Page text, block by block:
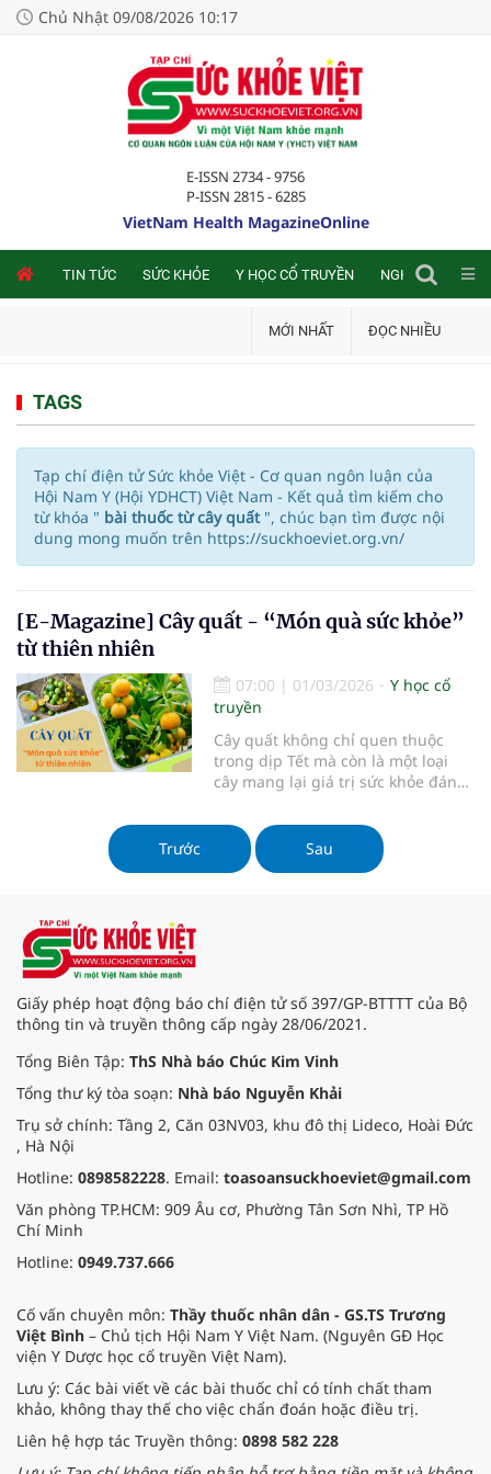
Chủ Nhật 09/08/2026 10:17
E-ISSN 2734 - 9756
P-ISSN 2815 - 6285
VietNam Health MagazineOnline
TIN TỨC SỨC KHỎE Y HỌC CỔ TRUYỀN NGHIÊN CỨU
MỚI NHẤT ĐỌC NHIỀU
TAGS
Tạp chí điện tử Sức khỏe Việt - Cơ quan ngôn luận của
Hội Nam Y (Hội YDHCT) Việt Nam - Kết quả tìm kiếm cho
từ khóa " bài thuốc từ cây quất ", chúc bạn tìm được nội
dung mong muốn trên https://suckhoeviet.org.vn/
[E-Magazine] Cây quất - “Món quà sức khỏe”
từ thiên nhiên
07:00 | 01/03/2026
Y học cổ
truyền
Cây quất không chỉ quen thuộc
trong dịp Tết mà còn là một loại
cây mang lại giá trị sức khỏe đáng
dụng rộng rãi trong ẩm thực và
các bài thuốc dân gian...
Trước Sau
Giấy phép hoạt động báo chí điện tử số 397/GP-BTTTT của Bộ
thông tin và truyền thông cấp ngày 28/06/2021.
Tổng Biên Tập: ThS Nhà báo Chúc Kim Vinh
Tổng thư ký tòa soạn: Nhà báo Nguyễn Khải
Trụ sở chính: Tầng 2, Căn 03NV03, khu đô thị Lideco, Hoài Đức
, Hà Nội
Hotline: 0898582228. Email: toasoansuckhoeviet@gmail.com
Văn phòng TP.HCM: 909 Âu cơ, Phường Tân Sơn Nhì, TP Hồ
Chí Minh
Hotline: 0949.737.666
Cố vấn chuyên môn: Thầy thuốc nhân dân - GS.TS Trương
Việt Bình – Chủ tịch Hội Nam Y Việt Nam. (Nguyên GĐ Học
viện Y Dược học cổ truyền Việt Nam).
Lưu ý: Các bài viết về các bài thuốc chỉ có tính chất tham
khảo, không thay thế cho việc chẩn đoán hoặc điều trị.
Liên hệ hợp tác Truyền thông: 0898 582 228